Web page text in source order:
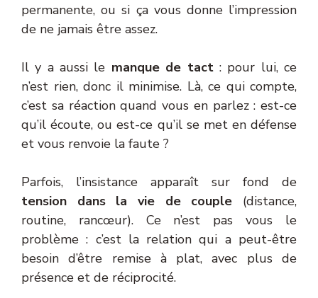
permanente, ou si ça vous donne l’impression
de ne jamais être assez.
Il y a aussi le manque de tact: pour lui, ce
n’est rien, donc il minimise. Là, ce qui compte,
c’est sa réaction quand vous en parlez : est-ce
qu’il écoute, ou est-ce qu’il se met en défense
et vous renvoie la faute ?
Parfois, l’insistance apparaît sur fond de
tension dans la vie de couple (distance,
routine, rancœur). Ce n’est pas vous le
problème : c’est la relation qui a peut-être
besoin d’être remise à plat, avec plus de
présence et de réciprocité.